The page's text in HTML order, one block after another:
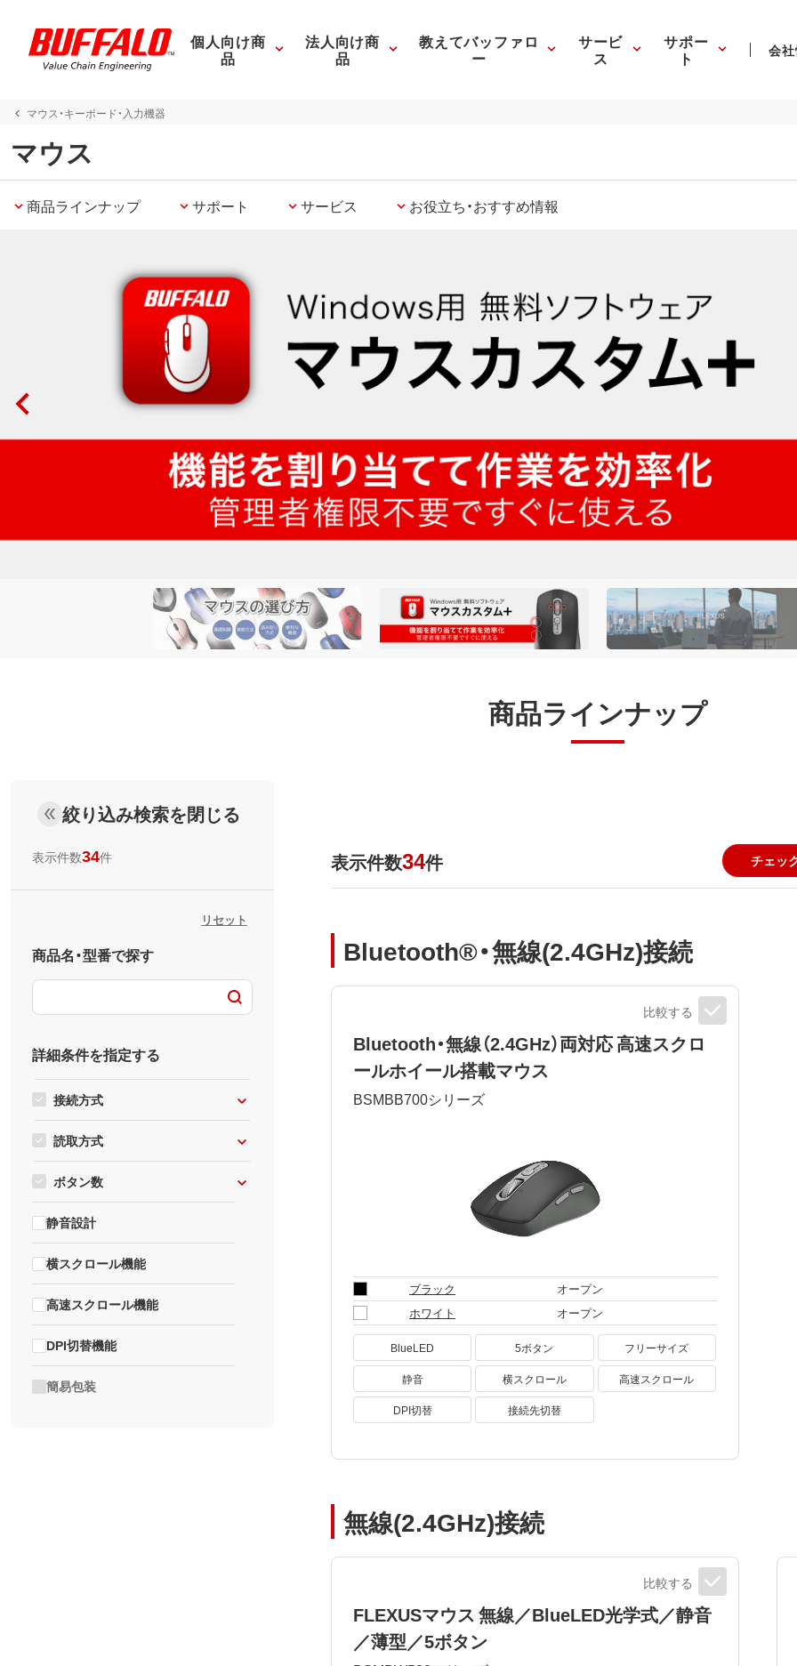
個人向け商
品
法人向け商
品
教えてバッファロ
ー
サービ
ス
サポー
ト 会
マウス・キーボード・入力機器
マウス
商品ラインナップ サポート サービス お役立ち・おすすめ情報
商品ラインナップ
絞り込み検索を閉じる
表示件数34件
商品名・型番で探す
詳細条件を指定する
接続方式
読取方式
ボタン数
静音設計
横スクロール機能
高速スクロール機能
DPI切替機能
簡易包装
表示件数34件 チェッ
Bluetooth®・無線(2.4GHz)接続
比較する
Bluetooth・無線（2.4GHz）両対応 高速スクロ
ールホイール搭載マウス
BSMBB700シリーズ
ブラック
オープン
ホワイト
オープン
BlueLED 5ボタン
フリーサイズ
静音
横スクロール
高速スクロール
DPI切替
接続先切替
無線(2.4GHz)接続
比較する
FLEXUSマウス 無線／BlueLED光学式／静音
／薄型／5ボタン